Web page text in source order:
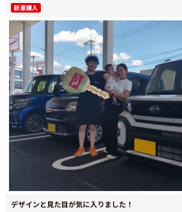
新車購入
デザインと見た目が気に入りました！